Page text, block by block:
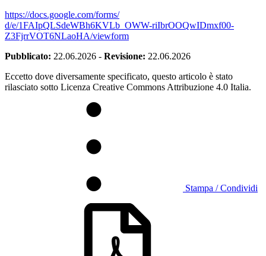
https://docs.google.com/forms/
d/e/1FAIpQLSdeWBh6KVLb_OWW-riIbrOOQwIDmxf00-
Z3FjrrVOT6NLaoHA/viewform
Pubblicato: 22.06.2026 - Revisione: 22.06.2026
Eccetto dove diversamente specificato, questo articolo è stato
rilasciato sotto Licenza Creative Commons Attribuzione 4.0 Italia.
Stampa / Condividi